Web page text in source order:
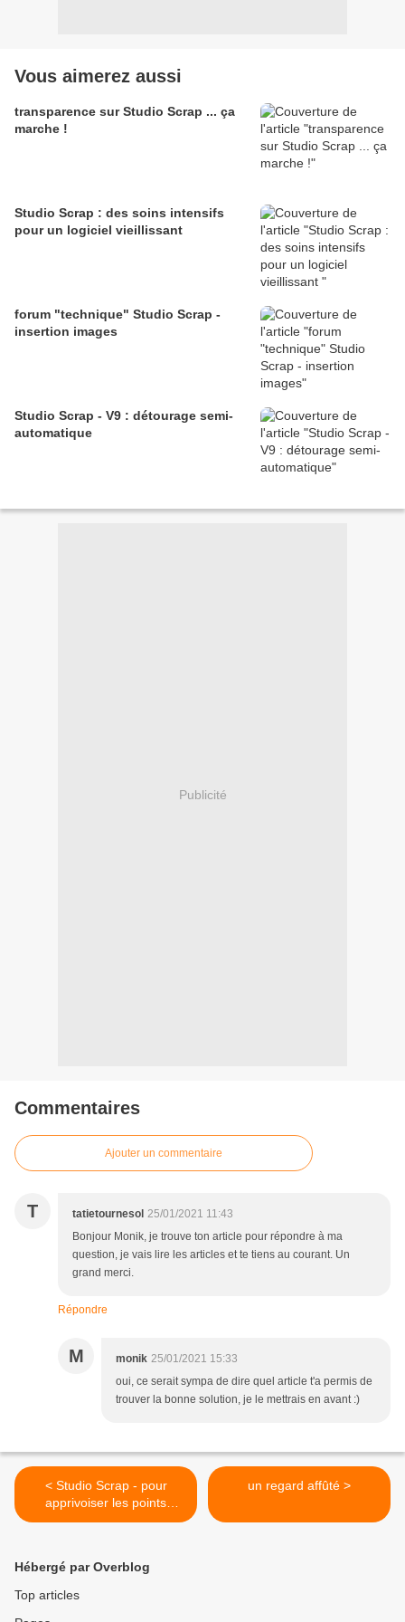
Vous aimerez aussi
transparence sur Studio Scrap ... ça
marche !
Studio Scrap : des soins intensifs
pour un logiciel vieillissant
forum "technique" Studio Scrap -
insertion images
Studio Scrap - V9 : détourage semi-
automatique
Publicité
Commentaires
Ajouter un commentaire
T tatietournesol 25/01/2021 11:43
Bonjour Monik, je trouve ton article pour répondre à ma
question, je vais lire les articles et te tiens au courant. Un
grand merci.
Répondre
M monik 25/01/2021 15:33
oui, ce serait sympa de dire quel article t'a permis de
trouver la bonne solution, je le mettrais en avant :)
< Studio Scrap - pour
apprivoiser les points
jaunes
un regard affûté >
Hébergé par Overblog
Top articles